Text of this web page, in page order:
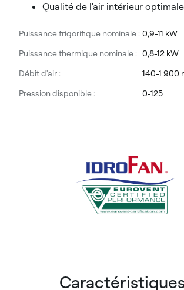
Qualité de l'air intérieur optimale
Puissance frigorifique nominale : 0,9-11 kW
Puissance thermique nominale : 0,8-12 kW
Débit d'air :
140-1 900
Pression disponible :
0-125